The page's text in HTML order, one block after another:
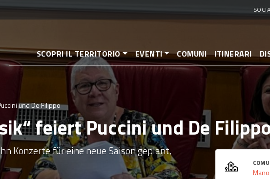
zum
SCOPRI IL TERRITORIO EVENTI COMUNI ITINERARI
und De Filippo
feiert Puccini und De
Konzerte für eine neue Saison geplant,